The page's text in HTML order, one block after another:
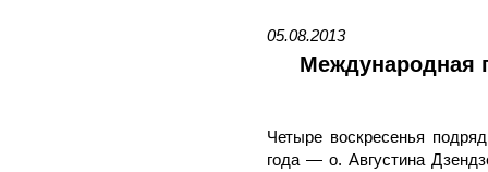
05.08.2013
Международная
Четыре воскресенья
года — о. Августина